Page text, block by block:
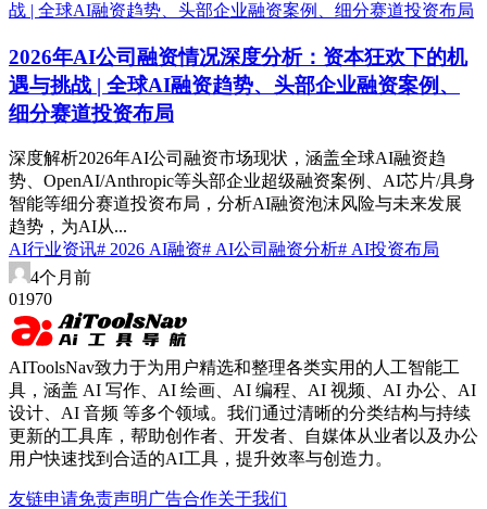
2026年AI公司融资情况深度分析：资本狂欢下的机
遇与挑战 | 全球AI融资趋势、头部企业融资案例、
细分赛道投资布局
深度解析2026年AI公司融资市场现状，涵盖全球AI融资趋
势、OpenAI/Anthropic等头部企业超级融资案例、AI芯片/具身
智能等细分赛道投资布局，分析AI融资泡沫风险与未来发展
趋势，为AI从...
AI行业资讯# 2026 AI融资# AI公司融资分析# AI投资布局
4个月前
01970
AIToolsNav致力于为用户精选和整理各类实用的人工智能工
具，涵盖 AI 写作、AI 绘画、AI 编程、AI 视频、AI 办公、AI
设计、AI 音频 等多个领域。我们通过清晰的分类结构与持续
更新的工具库，帮助创作者、开发者、自媒体从业者以及办公
用户快速找到合适的AI工具，提升效率与创造力。
友链申请免责声明 广告合作关于我们